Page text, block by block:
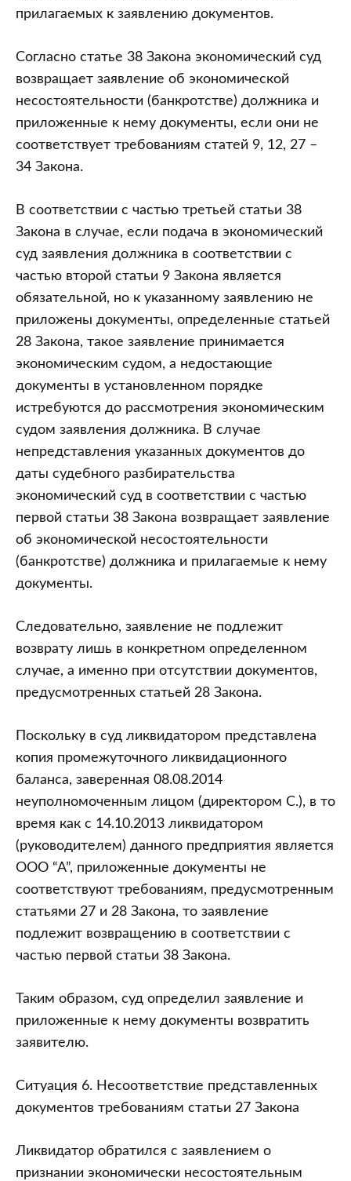
прилагаемых к заявлению документов.
Согласно статье 38 Закона экономический суд
возвращает заявление об экономической
несостоятельности (банкротстве) должника и
приложенные к нему документы, если они не
соответствует требованиям статей 9, 12, 27 –
34 Закона.
В соответствии с частью третьей статьи 38
Закона в случае, если подача в экономический
суд заявления должника в соответствии с
частью второй статьи 9 Закона является
обязательной, но к указанному заявлению не
приложены документы, определенные статьей
28 Закона, такое заявление принимается
экономическим судом, а недостающие
документы в установленном порядке
истребуются до рассмотрения экономическим
судом заявления должника. В случае
непредставления указанных документов до
даты судебного разбирательства
экономический суд в соответствии с частью
первой статьи 38 Закона возвращает заявление
об экономической несостоятельности
(банкротстве) должника и прилагаемые к нему
документы.
Следовательно, заявление не подлежит
возврату лишь в конкретном определенном
случае, а именно при отсутствии документов,
предусмотренных статьей 28 Закона.
Поскольку в суд ликвидатором представлена
копия промежуточного ликвидационного
баланса, заверенная 08.08.2014
неуполномоченным лицом (директором С.), в то
время как с 14.10.2013 ликвидатором
(руководителем) данного предприятия является
ООО “А”, приложенные документы не
соответствуют требованиям, предусмотренным
статьями 27 и 28 Закона, то заявление
подлежит возвращению в соответствии с
частью первой статьи 38 Закона.
Таким образом, суд определил заявление и
приложенные к нему документы возвратить
заявителю.
Ситуация 6. Несоответствие представленных
документов требованиям статьи 27 Закона
Ликвидатор обратился с заявлением о
признании экономически несостоятельным